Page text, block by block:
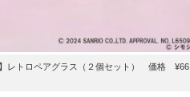
】レトロペアグラス（２個セット） 価格 ¥66